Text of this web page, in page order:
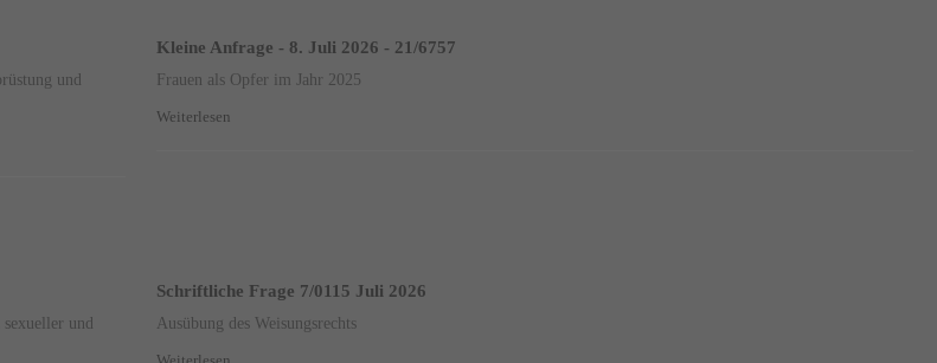
und
Kleine Anfrage - 8. Juli 2026 - 21/6757
Frauen als Opfer im Jahr 2025
Weiterlesen
und
Schriftliche Frage 7/0115 Juli 2026
Ausübung des Weisungsrechts